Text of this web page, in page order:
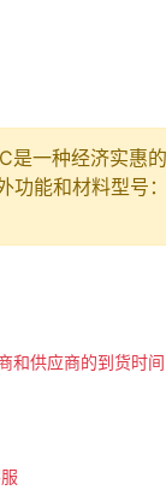
是一种经济实惠的
能和材料型号：
和供应商的到货时间